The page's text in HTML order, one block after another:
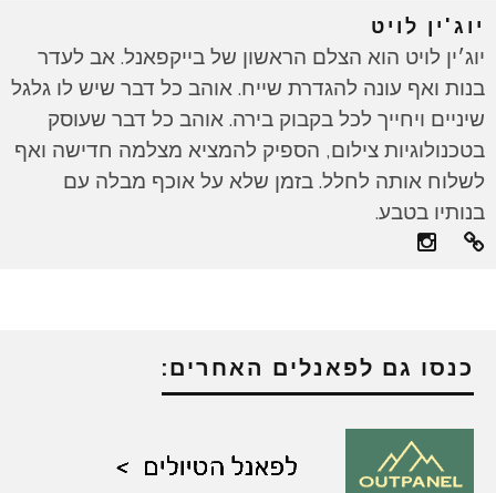
יוג'ין לויט
יוג׳ין לויט הוא הצלם הראשון של בייקפאנל. אב לעדר
בנות ואף עונה להגדרת שייח. אוהב כל דבר שיש לו גלגל
שיניים ויחייך לכל בקבוק בירה. אוהב כל דבר שעוסק
בטכנולוגיות צילום, הספיק להמציא מצלמה חדישה ואף
לשלוח אותה לחלל. בזמן שלא על אוכף מבלה עם
בנותיו בטבע.
כנסו גם לפאנלים האחרים: